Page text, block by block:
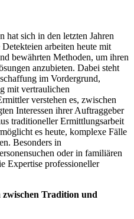
hat sich in den letzten Jahren
arbeiten heute mit
bewährten Methoden, um ihren
anzubieten. Dabei steht
im Vordergrund,
mit vertraulichen
verstehen es, zwischen
Interessen ihrer Auftraggeber
traditioneller Ermittlungsarbeit
es heute, komplexe Fälle
Besonders in
oder in familiären
Expertise professioneller
Tradition und